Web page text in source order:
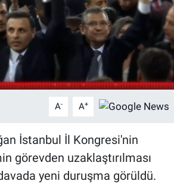
A- A+
İstanbul İl Kongresi'nin
görevden uzaklaştırılması
yeni duruşma görüldü.